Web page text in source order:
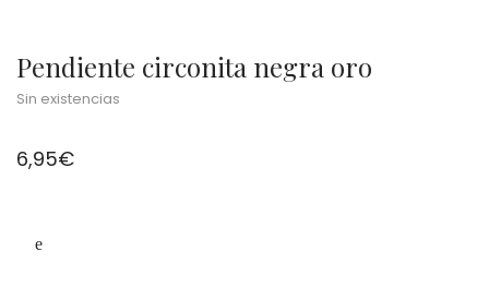
Pendiente circonita negra oro
Sin existencias
6,95€